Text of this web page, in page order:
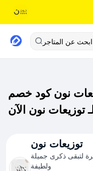
ابحث عن المتاجر
نون كود خصم
توزيعات نون
لتبقى ذكرى جميلة
ولطيفة